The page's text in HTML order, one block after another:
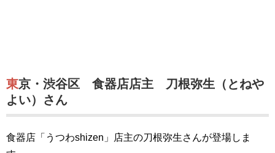
東京・渋谷区 食器店店主 刀根弥生（とねや
よい）さん
食器店「うつわshizen」店主の刀根弥生さんが登場しま